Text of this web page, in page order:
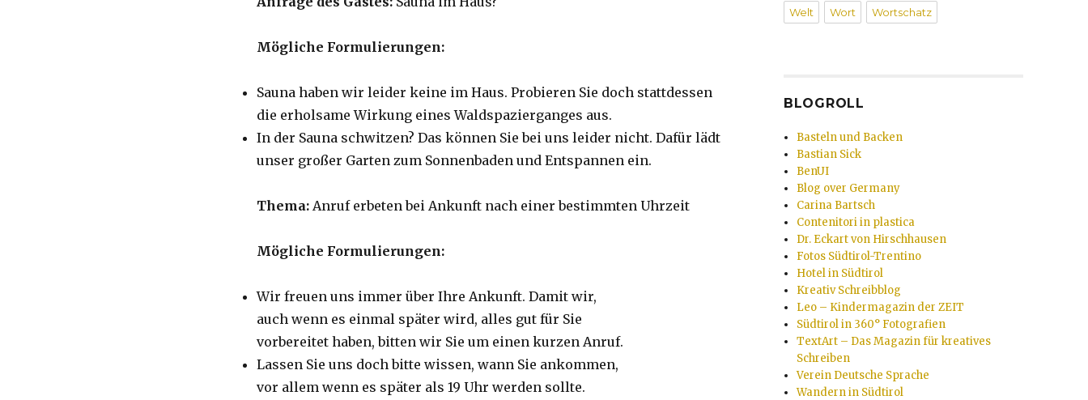
Mögliche Formulierungen:
Sauna haben wir leider keine im Haus. Probieren Sie doch stattdessen
die erholsame Wirkung eines Waldspazierganges aus.
In der Sauna schwitzen? Das können Sie bei uns leider nicht. Dafür lädt
unser großer Garten zum Sonnenbaden und Entspannen ein.
Thema:Anruf erbeten bei Ankunft nach einer bestimmten Uhrzeit
Mögliche Formulierungen:
Wir freuen uns immer über Ihre Ankunft. Damit wir,
auch wenn es einmal später wird, alles gut für Sie
vorbereitet haben, bitten wir Sie um einen kurzen Anruf.
Lassen Sie uns doch bitte wissen, wann Sie ankommen,
vor allem wenn es später als 19 Uhr werden sollte.
Welt Wort Wortschatz
BLOGROLL
Basteln und Backen
Bastian Sick
BenUI
Blog over Germany
Carina Bartsch
Contenitori in plastica
Dr. Eckart von Hirschhausen
Fotos Südtirol-Trentino
Hotel in Südtirol
Kreativ Schreibblog
Leo – Kindermagazin der ZEIT
Südtirol in 360° Fotografien
TextArt – Das Magazin für kreatives
Schreiben
Verein Deutsche Sprache
Wandern in Südtirol